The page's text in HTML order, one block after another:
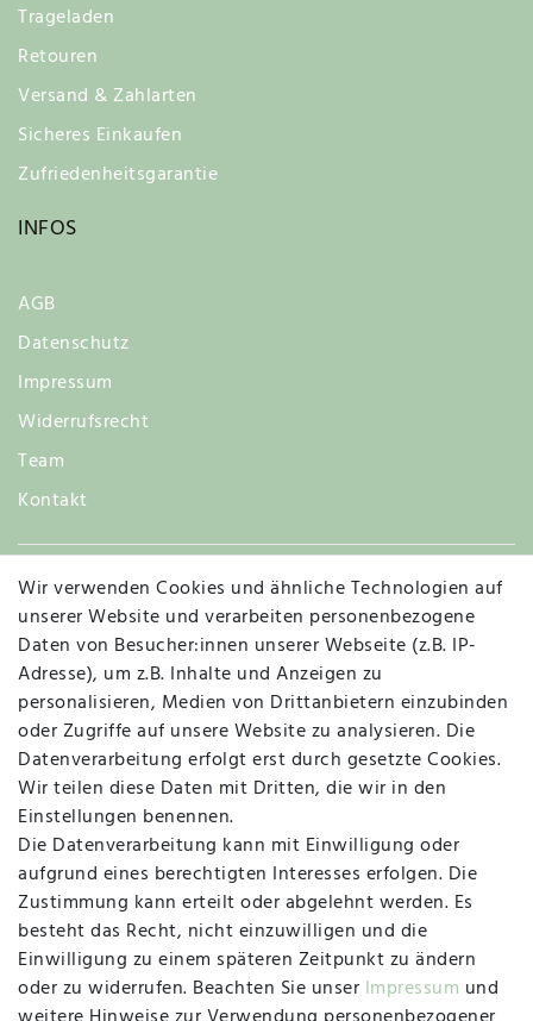
Trageladen
Retouren
Versand & Zahlarten
Sicheres Einkaufen
Zufriedenheitsgarantie
INFOS
AGB
Datenschutz
Impressum
Widerrufsrecht
Team
Kontakt
Widerruf
Vertrag widerrufen Kontakt
MAPALI VOR ORT
Herzogstraße 10
47533 Kleve
Montag, Dienstag, Donnerstag, Freitag
09:00 Uhr bis 13:00 Uhr
Wir verwenden Cookies und ähnliche Technologien auf
unserer Website und verarbeiten personenbezogene
Daten von Besucher:innen unserer Webseite (z.B. IP-
Adresse), um z.B. Inhalte und Anzeigen zu
personalisieren, Medien von Drittanbietern einzubinden
oder Zugriffe auf unsere Website zu analysieren. Die
Datenverarbeitung erfolgt erst durch gesetzte Cookies.
Wir teilen diese Daten mit Dritten, die wir in den
Einstellungen benennen.
Die Datenverarbeitung kann mit Einwilligung oder
aufgrund eines berechtigten Interesses erfolgen. Die
Zustimmung kann erteilt oder abgelehnt werden. Es
besteht das Recht, nicht einzuwilligen und die
Einwilligung zu einem späteren Zeitpunkt zu ändern
oder zu widerrufen. Beachten Sie unser Impressum und